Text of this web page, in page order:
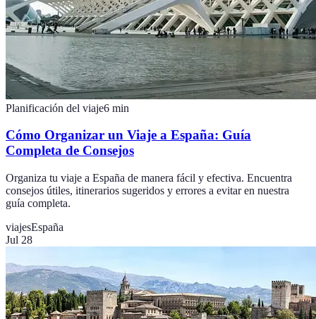
Planificación del viaje6 min
Cómo Organizar un Viaje a España: Guía
Completa de Consejos
Organiza tu viaje a España de manera fácil y efectiva. Encuentra
consejos útiles, itinerarios sugeridos y errores a evitar en nuestra
guía completa.
viajesEspaña
Jul 28